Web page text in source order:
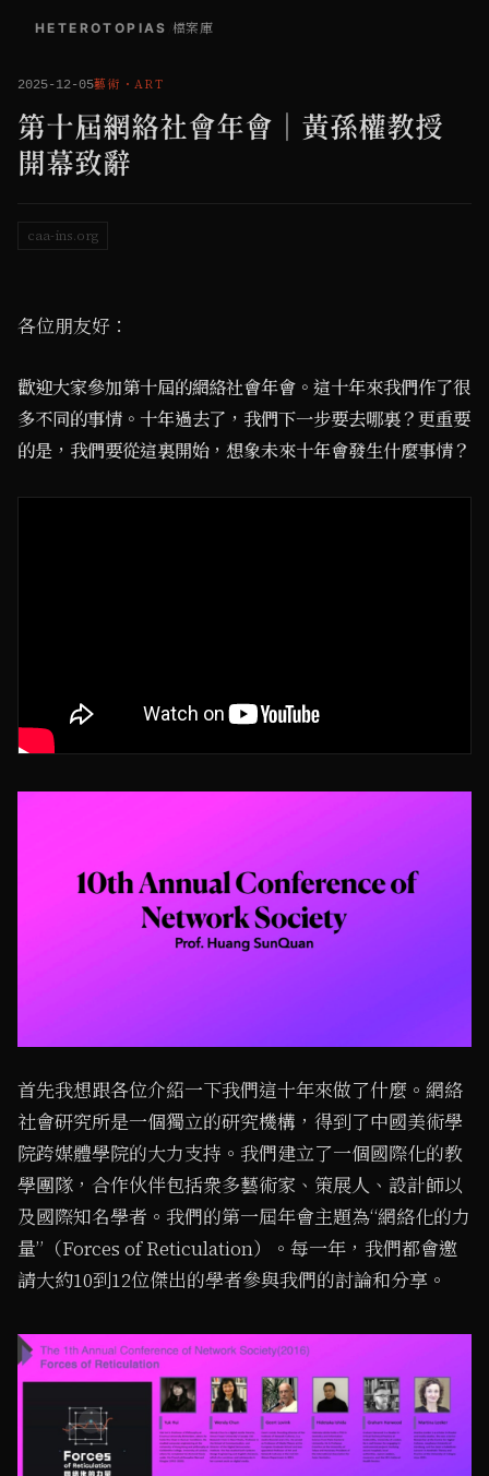
HETEROTOPIAS 檔案庫
2025-12-05藝術 ・ ART
第十屆網絡社會年會｜黃孫權教授
開幕致辭
caa-ins.org
各位朋友好：
歡迎大家參加第十屆的網絡社會年會。這十年來我們作了很
多不同的事情。十年過去了，我們下一步要去哪裏？更重要
的是，我們要從這裏開始，想象未來十年會發生什麼事情？
首先我想跟各位介紹一下我們這十年來做了什麼。網絡
社會研究所是一個獨立的研究機構，得到了中國美術學
院跨媒體學院的大力支持。我們建立了一個國際化的教
學團隊，合作伙伴包括衆多藝術家、策展人、設計師以
及國際知名學者。我們的第一屆年會主題為“網絡化的力
量”（Forces of Reticulation）。每一年，我們都會邀
請大約10到12位傑出的學者參與我們的討論和分享。